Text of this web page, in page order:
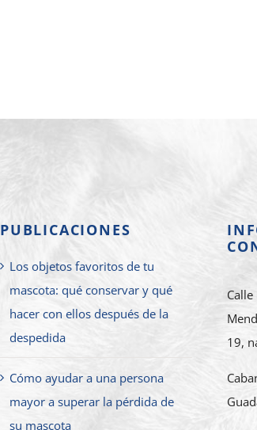
PUBLICACIONES
Los objetos favoritos de tu
mascota: qué conservar y qué
hacer con ellos después de la
despedida
Cómo ayudar a una persona
mayor a superar la pérdida de
su mascota
19,